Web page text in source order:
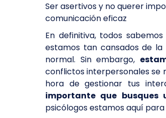
Ser asertivos y no querer
comunicación eficaz
En definitiva, todos sabemos
estamos tan cansados de
normal. Sin embargo,
conflictos interpersonales se
hora de gestionar tus
importante que
psicólogos estamos aquí